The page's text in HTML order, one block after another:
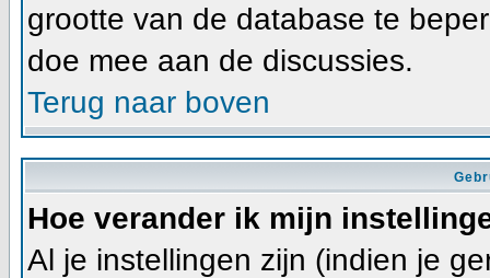
grootte van de database te
doe mee aan de discussies.
Terug naar boven
Hoe verander ik mijn
Al je instellingen zijn (indien je